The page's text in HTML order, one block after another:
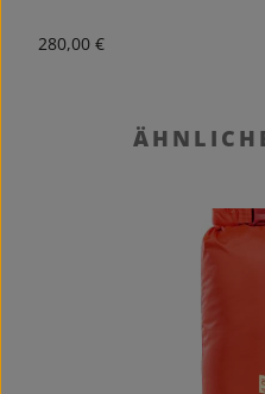
Regulärer Preis:
280,00 €
Produktgalerie überspringen